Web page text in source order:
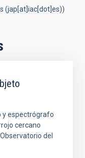
(jap[at]iac[dot]es))
y espectrógrafo
cercano
del